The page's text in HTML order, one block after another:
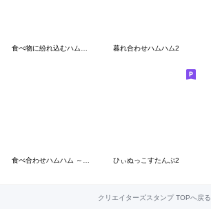
食べ物に紛れ込むハムスター4 暮れ合わせハムハム2
ひぃぬっこすたんぷ2
クリエイターズスタンプ TOPへ戻る